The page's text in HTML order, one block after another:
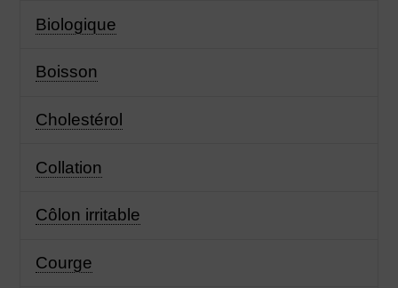
Biologique
Boisson
Cholestérol
Collation
Côlon irritable
Courge